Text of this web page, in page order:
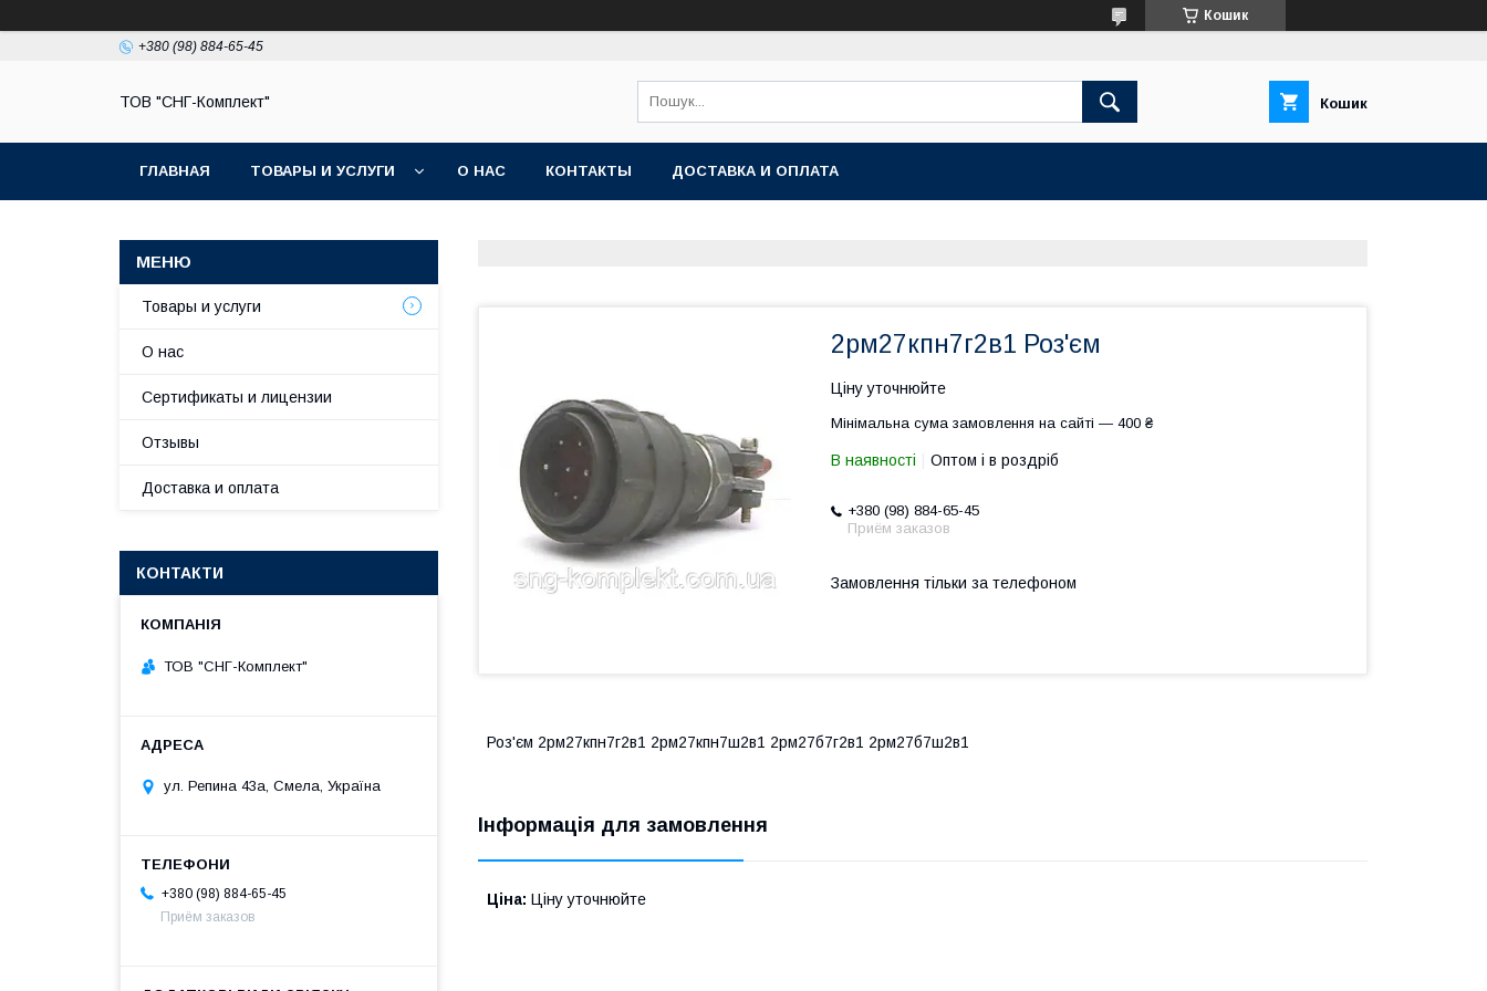
Кошик
+380 (98) 884-65-45
ТОВ "СНГ-Комплект" Кошик
ГЛАВНАЯ ТОВАРЫ И УСЛУГИ О НАС КОНТАКТЫ ДОСТАВКА И ОПЛАТА
2рм27кпн7г2в1 Роз'єм
Ціну уточнюйте
Мінімальна сума замовлення на сайті — 400 ₴
В наявності Оптом і в роздріб
+380 (98) 884-65-45
Приём заказов
Замовлення тільки за телефоном
Роз'єм 2рм27кпн7г2в1 2рм27кпн7ш2в1 2рм27б7г2в1 2рм27б7ш2в1
Інформація для замовлення
Ціна: Ціну уточнюйте
Товары и услуги
О нас
Сертификаты и лицензии
Отзывы
Доставка и оплата
КОНТАКТИ
ТОВ "СНГ-Комплект"
ул. Репина 43а, Смела, Україна
+380 (98) 884-65-45
Приём заказов